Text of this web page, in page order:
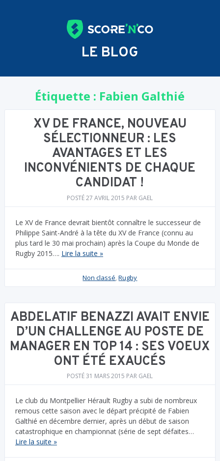
LE BLOG
Étiquette : Fabien Galthié
XV DE FRANCE, NOUVEAU
SÉLECTIONNEUR : LES
AVANTAGES ET LES
INCONVÉNIENTS DE CHAQUE
CANDIDAT !
POSTÉ27 AVRIL 2015 PAR GAEL
Le XV de France devrait bientôt connaître le successeur de
Philippe Saint-André à la tête du XV de France (connu au
plus tard le 30 mai prochain) après la Coupe du Monde de
Rugby 2015…. Lire la suite »
Non classé ,Rugby
ABDELATIF BENAZZI AVAIT ENVIE
D’UN CHALLENGE AU POSTE DE
MANAGER EN TOP 14 : SES VOEUX
ONT ÉTÉ EXAUCÉS
POSTÉ31 MARS 2015 PAR GAEL
Le club du Montpellier Hérault Rugby a subi de nombreux
remous cette saison avec le départ précipité de Fabien
Galthié en décembre dernier, après un début de saison
catastrophique en championnat (série de sept défaites…
Lire la suite »